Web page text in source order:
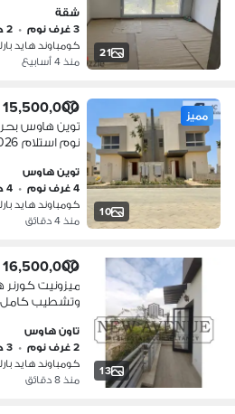
21
سوبر لوكس – 3 غرف منها ماستر
شقة
3 غرف نوم
• 2 حمامات
منذ 4 أسابيع
10
مميز 15,500,000 ج.م
New Cairo
توين هاوس
4 غرف نوم
• 4 حمامات
منذ 4 دقائق
13
16,500,000 ج.م
ميزونيت كورنر
وتشطيب كامل
تاون هاوس
2 غرف نوم
• 3 حمامات
منذ 8 دقائق